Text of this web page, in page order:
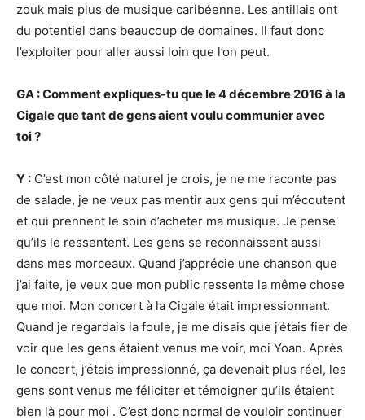
zouk mais plus de musique caribéenne. Les antillais ont
du potentiel dans beaucoup de domaines. Il faut donc
l’exploiter pour aller aussi loin que l’on peut.
GA : Comment expliques-tu que le 4 décembre 2016 à la
Cigaleque tant de gens aient voulu communier avec
toi?
Y : C’est mon côté naturel je crois, je ne me raconte pas
de salade, je ne veux pas mentir aux gens qui m’écoutent
et qui prennent le soin d’acheter ma musique. Je pense
qu’ils le ressentent. Les gens se reconnaissent aussi
dans mes morceaux. Quand j’apprécie une chanson que
j’ai faite, je veux que mon public ressente la même chose
que moi. Mon concert à la Cigale était impressionnant.
Quand je regardais la foule, je me disais que j’étais fier de
voir que les gens étaient venus me voir, moi Yoan. Après
le concert, j’étais impressionné, ça devenait plus réel, les
gens sont venus me féliciter et témoigner qu’ils étaient
bien là pour moi . C’est donc normal de vouloir continuer